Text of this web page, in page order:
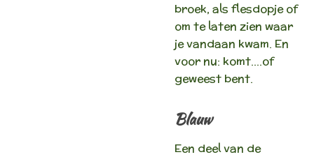
broek, als flesdopje of
om te laten zien waar
je vandaan kwam. En
voor nu: komt….of
geweest bent.
Blauw
Een deel van de